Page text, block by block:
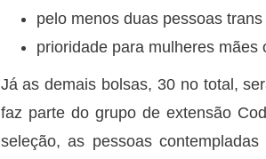
pelo menos duas pessoas
prioridade para mulheres mães
Já as demais bolsas, 30 no total,
faz parte do grupo de extensão
seleção, as pessoas